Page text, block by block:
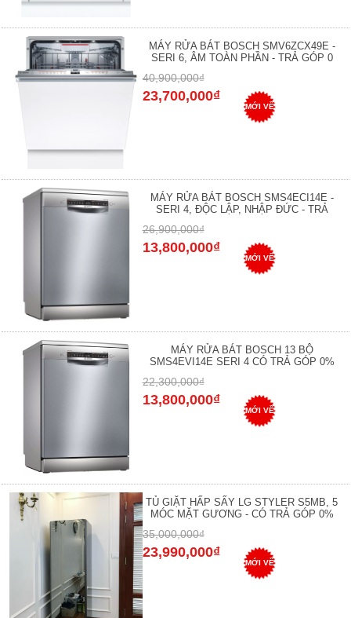
MÁY RỬA BÁT BOSCH SMV6ZCX49E -
SERI 6, ÂM TOÀN PHẦN - TRẢ GÓP 0
40,900,000₫
23,700,000₫
MỚI VỀ
MÁY RỬA BÁT BOSCH SMS4ECI14E -
SERI 4, ĐỘC LẬP, NHẬP ĐỨC - TRẢ
26,900,000₫
13,800,000₫
MỚI VỀ
MÁY RỬA BÁT BOSCH 13 BỘ
SMS4EVI14E SERI 4 CÓ TRẢ GÓP 0%
22,300,000₫
13,800,000₫
MỚI VỀ
TỦ GIẶT HẤP SẤY LG STYLER S5MB, 5
MÓC MẶT GƯƠNG - CÓ TRẢ GÓP 0%
35,000,000₫
23,990,000₫
MỚI VỀ